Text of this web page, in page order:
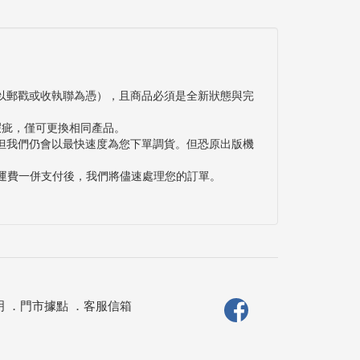
戳或收執聯為憑），且商品必須是全新狀態與完
，僅可更換相同產品。
們仍會以最快速度為您下單調貨。但恐原出版機
一併支付後，我們將儘速處理您的訂單。
． 門市據點． 客服信箱